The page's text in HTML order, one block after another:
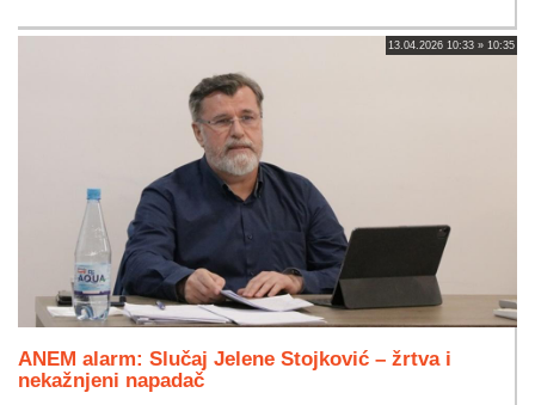
13.04.2026 10:33 » 10:35
ANEM alarm: Slučaj Jelene Stojković – žrtva i
nekažnjeni napadač